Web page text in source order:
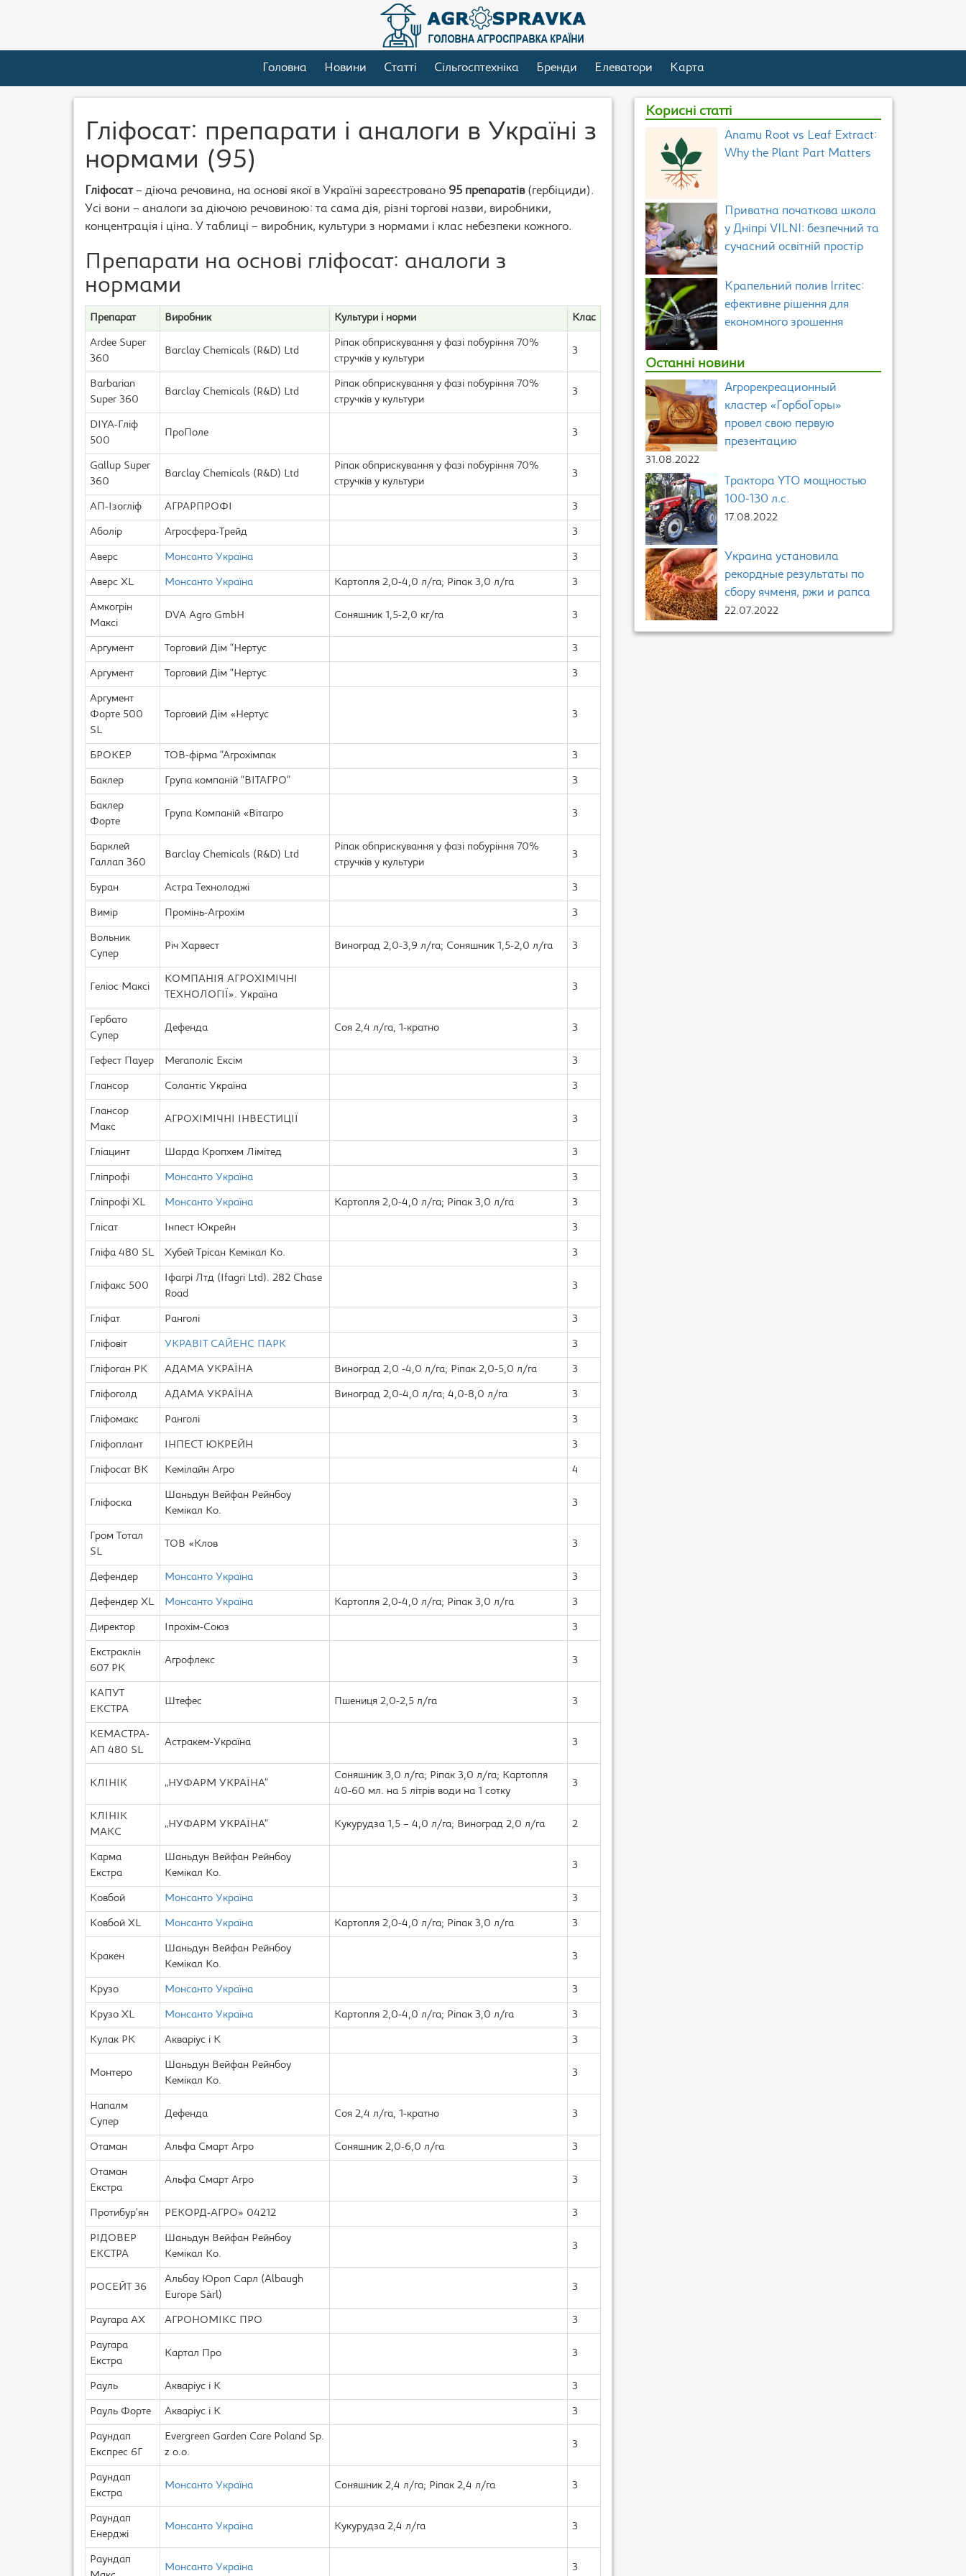
Головна Новини Статті Сільгосптехніка Бренди Елеватори Карта
Гліфосат: препарати і аналоги в Україні з
нормами (95)
Гліфосат– діюча речовина, на основі якої в Україні зареєстровано 95 препаратів(гербіциди).
Усі вони – аналоги за діючою речовиною: та сама дія, різні торгові назви, виробники,
концентрація і ціна. У таблиці – виробник, культури з нормами і клас небезпеки кожного.
Препарати на основі гліфосат: аналоги з
нормами
Препарат Виробник Культури і норми Клас
Ardee Super
360
Barclay Chemicals (R&D) Ltd
Ріпак обприскування у фазі побуріння 70%
стручків у культури
3
Barbarian
Super 360
Barclay Chemicals (R&D) Ltd
Ріпак обприскування у фазі побуріння 70%
стручків у культури
3
DIYA-Гліф
500
ПроПоле 3
Gallup Super
360
Barclay Chemicals (R&D) Ltd
Ріпак обприскування у фазі побуріння 70%
стручків у культури
3
АП-Ізогліф АГРАРПРОФІ 3
Аболір Агросфера-Трейд 3
Аверс Монсанто Україна 3
Аверс XL Монсанто Україна Картопля 2,0-4,0 л/га; Ріпак 3,0 л/га 3
Амкогрін
Максі
DVA Agro GmbH Соняшник 1,5-2,0 кг/га 3
Аргумент Торговий Дім “Нертус 3
Аргумент Торговий Дім “Нертус 3
Аргумент
Форте 500
SL
Торговий Дім «Нертус 3
БРОКЕР ТОВ-фірма “Агрохімпак 3
Баклер Група компаній “ВІТАГРО” 3
Баклер
Форте
Група Компаній «Вітагро 3
Барклей
Галлап 360
Barclay Chemicals (R&D) Ltd
Ріпак обприскування у фазі побуріння 70%
стручків у культури
3
Буран Астра Технолоджі 3
Вимір Промінь-Агрохім 3
Вольник
Супер
Річ Харвест Виноград 2,0-3,9 л/га; Соняшник 1,5-2,0 л/га 3
Геліос Максі
КОМПАНІЯ АГРОХІМІЧНІ
ТЕХНОЛОГІЇ». Україна
3
Гербато
Супер
Дефенда Соя 2,4 л/га, 1-кратно 3
Гефест Пауер Мегаполіс Ексім 3
Глансор Солантіс Україна 3
Глансор
Макс
АГРОХІМІЧНІ ІНВЕСТИЦІЇ 3
Гліацинт Шарда Кропхем Лімітед 3
Гліпрофі Монсанто Україна 3
Гліпрофі XL Монсанто Україна Картопля 2,0-4,0 л/га; Ріпак 3,0 л/га 3
Глісат Інпест Юкрейн 3
Гліфа 480 SL Хубей Трісан Кемікал Ко. 3
Гліфакс 500
Іфагрі Лтд (Ifagri Ltd). 282 Chase
Road
3
Гліфат Ранголі 3
Гліфовіт УКРАВІТ САЙЕНС ПАРК 3
Гліфоган РК АДАМА УКРАЇНА Виноград 2,0 -4,0 л/га; Ріпак 2,0-5,0 л/га 3
Гліфоголд АДАМА УКРАЇНА Виноград 2,0-4,0 л/га; 4,0-8,0 л/га 3
Гліфомакс Ранголі 3
Гліфоплант ІНПЕСТ ЮКРЕЙН 3
Гліфосат ВК Кемілайн Агро 4
Гліфоска
Шаньдун Вейфан Рейнбоу
Кемікал Ко.
3
Гром Тотал
SL
TOB «Клов 3
Дефендер Монсанто Україна 3
Дефендер XL Монсанто Україна Картопля 2,0-4,0 л/га; Ріпак 3,0 л/га 3
Директор Іпрохім-Союз 3
Екстраклін
607 РК
Агрофлекс 3
КАПУТ
ЕКСТРА
Штефес Пшениця 2,0-2,5 л/га 3
КЕМАСТРА-
АП 480 SL
Астракем-Україна 3
КЛІНІК „НУФАРМ УКРАЇНА”
Соняшник 3,0 л/га; Ріпак 3,0 л/га; Картопля
40-60 мл. на 5 літрів води на 1 сотку
3
КЛІНІК
МАКС
„НУФАРМ УКРАЇНА” Кукурудза 1,5 – 4,0 л/га; Виноград 2,0 л/га 2
Карма
Екстра
Шаньдун Вейфан Рейнбоу
Кемікал Ко.
3
Ковбой Монсанто Україна 3
Ковбой XL Монсанто Україна Картопля 2,0-4,0 л/га; Ріпак 3,0 л/га 3
Кракен
Шаньдун Вейфан Рейнбоу
Кемікал Ко.
3
Крузо Монсанто Україна 3
Крузо XL Монсанто Україна Картопля 2,0-4,0 л/га; Ріпак 3,0 л/га 3
Кулак РК Акваріус і К 3
Монтеро
Шаньдун Вейфан Рейнбоу
Кемікал Ко.
3
Напалм
Супер
Дефенда Соя 2,4 л/га, 1-кратно 3
Отаман Альфа Смарт Агро Соняшник 2,0-6,0 л/га 3
Отаман
Екстра
Альфа Смарт Агро 3
Протибур’ян РЕКОРД-АГРО» 04212 3
РІДОВЕР
ЕКСТРА
Шаньдун Вейфан Рейнбоу
Кемікал Ко.
3
РОСЕЙТ 36
Альбау Юроп Сарл (Albaugh
Europe Sàrl)
3
Раугара АХ АГРОНОМІКС ПРО 3
Раугара
Екстра
Картал Про 3
Рауль Акваріус і К 3
Рауль Форте Акваріус і К 3
Раундап
Експрес 6Г
Evergreen Garden Care Poland Sp.
z o.o.
3
Раундап
Екстра
Монсанто Україна Соняшник 2,4 л/га; Ріпак 2,4 л/га 3
Раундап
Енерджі
Монсанто Україна Кукурудза 2,4 л/га 3
Раундап
Монсанто Україна 3
Корисні статті
Anamu Root vs Leaf Extract:
Why the Plant Part Matters
Приватна початкова школа
у Дніпрі VILNI: безпечний та
сучасний освітній простір
Крапельний полив Irritec:
ефективне рішення для
економного зрошення
Останні новини
Агрорекреационный
кластер «ГорбоГоры»
провел свою первую
презентацию
31.08.2022
Трактора YTO мощностью
100-130 л.с.
17.08.2022
Украина установила
рекордные результаты по
сбору ячменя, ржи и рапса
22.07.2022